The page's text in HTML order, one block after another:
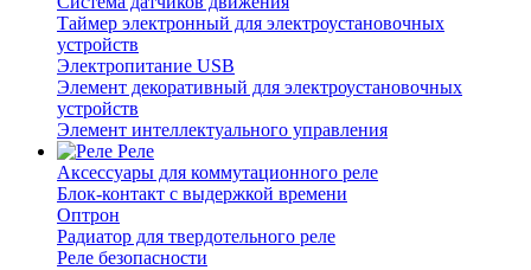
Таймер электронный для электроустановочных
устройств
Электропитание USB
Элемент декоративный для электроустановочных
устройств
Элемент интеллектуального управления
Реле
Аксессуары для коммутационного реле
Блок-контакт с выдержкой времени
Оптрон
Радиатор для твердотельного реле
Реле безопасности